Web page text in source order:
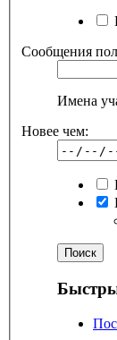
Сообщения
Имена
Новее чем: